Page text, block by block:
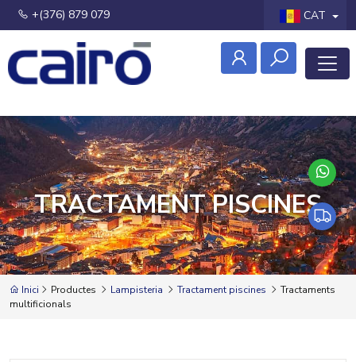
+(376) 879 079 CAT
TRACTAMENT PISCINES
Inici Productes Lampisteria Tractament piscines
Tractaments
multificionals